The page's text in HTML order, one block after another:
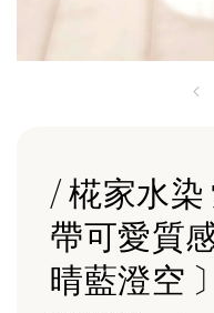
/ 椛家水
帶可愛質
晴藍澄空 〕